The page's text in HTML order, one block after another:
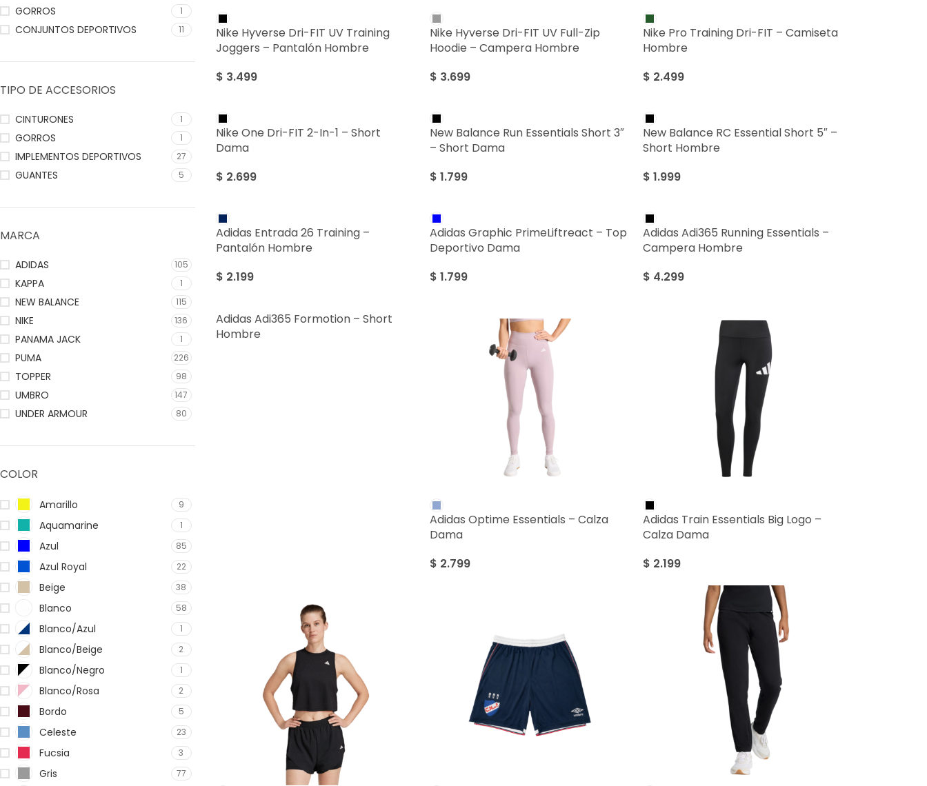
GORROS 1
CONJUNTOS DEPORTIVOS 11
TIPO DE ACCESORIOS
CINTURONES 1
GORROS 1
IMPLEMENTOS DEPORTIVOS 27
GUANTES 5
MARCA
ADIDAS 105
KAPPA 1
NEW BALANCE 115
NIKE 136
PANAMA JACK 1
PUMA 226
TOPPER 98
UMBRO 147
UNDER ARMOUR 80
COLOR
Amarillo 9
Aquamarine 1
Azul 85
Azul Royal 22
Beige 38
Blanco 58
Blanco/Azul 1
Blanco/Beige 2
Blanco/Negro 1
Blanco/Rosa 2
Bordo 5
Celeste 23
Fucsia 3
Gris 77
Nike Hyverse Dri-FIT UV Training
Joggers – Pantalón Hombre
$ 3.499
Nike Hyverse Dri-FIT UV Full-Zip
Hoodie – Campera Hombre
$ 3.699
Nike Pro Training Dri-FIT – Camiseta
Hombre
$ 2.499
Nike One Dri-FIT 2-In-1 – Short
Dama
$ 2.699
New Balance Run Essentials Short 3″
– Short Dama
$ 1.799
New Balance RC Essential Short 5″ –
Short Hombre
$ 1.999
Adidas Entrada 26 Training –
Pantalón Hombre
$ 2.199
Adidas Graphic PrimeLiftreact – Top
Deportivo Dama
$ 1.799
Adidas Adi365 Running Essentials –
Campera Hombre
$ 4.299
Adidas Adi365 Formotion – Short
Hombre
Adidas Optime Essentials – Calza
Dama
$ 2.799
Adidas Train Essentials Big Logo –
Calza Dama
$ 2.199